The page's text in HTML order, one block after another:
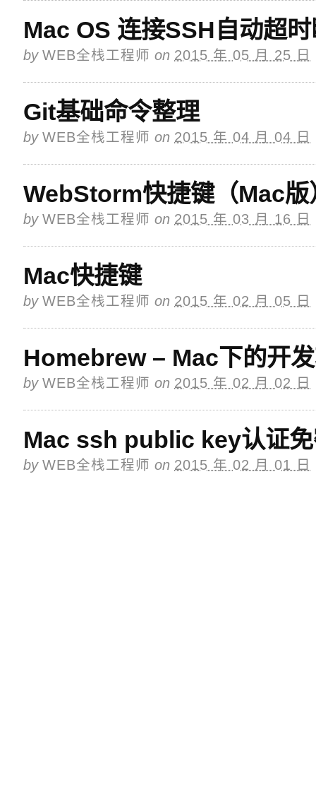
Mac OS 连接SSH自动超
by WEB全栈工程师 on 2015 年 05 月 25 日
Git基础命令整理
by WEB全栈工程师 on 2015 年 04 月 04 日
WebStorm快捷键（Mac版
by WEB全栈工程师 on 2015 年 03 月 16 日
Mac快捷键
by WEB全栈工程师 on 2015 年 02 月 05 日
Homebrew – Mac下的开
by WEB全栈工程师 on 2015 年 02 月 02 日
Mac ssh public key认证
by WEB全栈工程师 on 2015 年 02 月 01 日